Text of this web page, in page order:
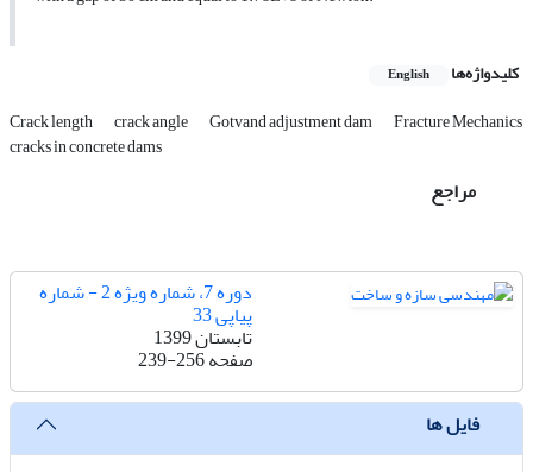
کلیدواژه‌ها English
Crack length crack angle Gotvand adjustment dam Fracture Mechanics
cracks in concrete dams
مراجع
دوره 7، شماره ویژه 2 - شماره
پیاپی 33
تابستان 1399
صفحه239-256
فایل ها